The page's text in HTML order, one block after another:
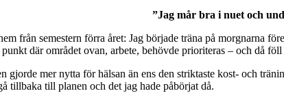
”Jag mår bra i nuet och
från semestern förra året: Jag började träna på morgnarna
där området ovan, arbete, behövde prioriteras – och då
gjorde mer nytta för hälsan än ens den striktaste kost- och
tillbaka till planen och det jag hade påbörjat då.